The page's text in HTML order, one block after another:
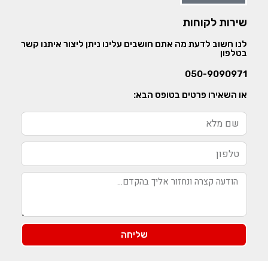
שירות לקוחות
לנו חשוב לדעת מה אתם חושבים עלינו ניתן ליצור איתנו קשר
בטלפון
050-9090971
או השאירו פרטים בטופס הבא:
שליחה